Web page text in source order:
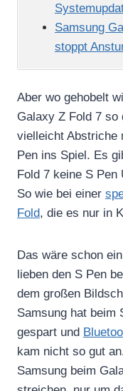
Samsung
stoppt
Aber wo gehobelt
Galaxy Z Fold 7 so
vielleicht Abstriche
Pen ins Spiel. Es
Fold 7 keine S
So wie bei einer
Fold, die es nur in
Das wäre schon
lieben den S Pen
dem großen
Samsung hat beim
gespart und
kam nicht so gut
Samsung beim